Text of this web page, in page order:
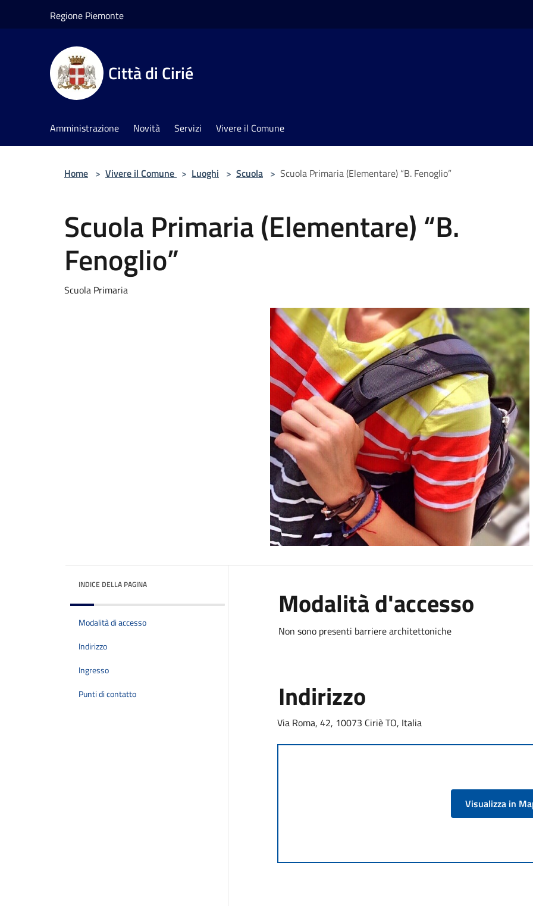
Regione Piemonte
Città di Cirié
Amministrazione Novità Servizi Vivere il Comune
Home > Vivere il Comune > Luoghi > Scuola > Scuola Primaria (Elementare) “B. Fenoglio”
Scuola Primaria (Elementare) “B.
Fenoglio”
Scuola Primaria
INDICE DELLA PAGINA
Modalità di accesso
Indirizzo
Ingresso
Punti di contatto
Modalità d'accesso
Non sono presenti barriere architettoniche
Indirizzo
Via Roma, 42, 10073 Ciriè TO, Italia
Visualizza in